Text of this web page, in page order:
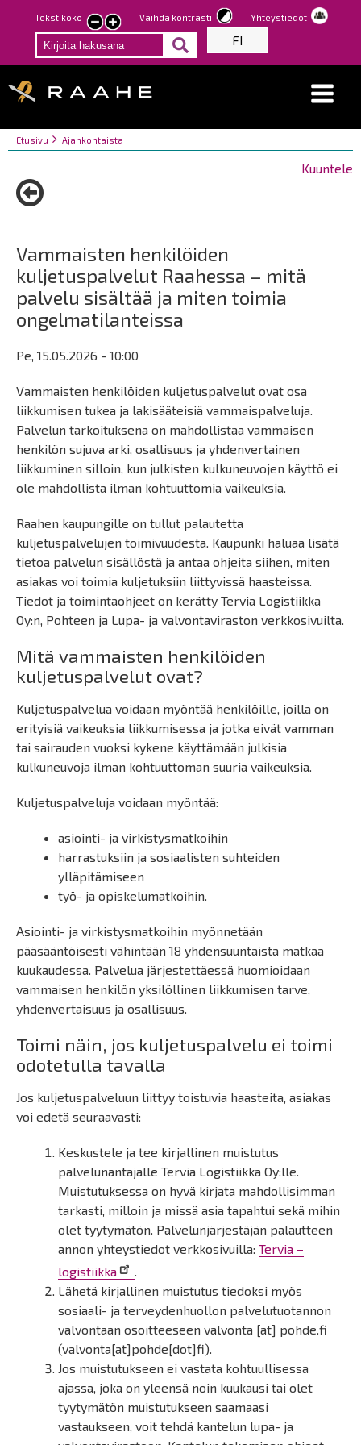
Hyppää
pääsisältöön
Tekstikoko
Pienennä
tekstin
kokoa
Suurenna
tekstin
kokoa
Vaihda kontrasti Yhteystiedot
FI
Breadcrumbs
You
here:
Etusivu Ajankohtaista
Kuuntele
Vammaisten henkilöiden
kuljetuspalvelut Raahessa – mitä
palvelu sisältää ja miten toimia
ongelmatilanteissa
Pe, 15.05.2026 - 10:00
Vammaisten henkilöiden kuljetuspalvelut ovat osa
liikkumisen tukea ja lakisääteisiä vammaispalveluja.
Palvelun tarkoituksena on mahdollistaa vammaisen
henkilön sujuva arki, osallisuus ja yhdenvertainen
liikkuminen silloin, kun julkisten kulkuneuvojen käyttö ei
ole mahdollista ilman kohtuuttomia vaikeuksia.
Raahen kaupungille on tullut palautetta
kuljetuspalvelujen toimivuudesta. Kaupunki haluaa lisätä
tietoa palvelun sisällöstä ja antaa ohjeita siihen, miten
asiakas voi toimia kuljetuksiin liittyvissä haasteissa.
Tiedot ja toimintaohjeet on kerätty Tervia Logistiikka
Oy:n, Pohteen ja Lupa- ja valvontaviraston verkkosivuilta.
Mitä vammaisten henkilöiden
kuljetuspalvelut ovat?
Kuljetuspalvelua voidaan myöntää henkilöille, joilla on
erityisiä vaikeuksia liikkumisessa ja jotka eivät vamman
tai sairauden vuoksi kykene käyttämään julkisia
kulkuneuvoja ilman kohtuuttoman suuria vaikeuksia.
Kuljetuspalveluja voidaan myöntää:
asiointi- ja virkistysmatkoihin
harrastuksiin ja sosiaalisten suhteiden
ylläpitämiseen
työ- ja opiskelumatkoihin.
Asiointi- ja virkistysmatkoihin myönnetään
pääsääntöisesti vähintään 18 yhdensuuntaista matkaa
kuukaudessa. Palvelua järjestettäessä huomioidaan
vammaisen henkilön yksilöllinen liikkumisen tarve,
yhdenvertaisuus ja osallisuus.
Toimi näin, jos kuljetuspalvelu ei toimi
odotetulla tavalla
Jos kuljetuspalveluun liittyy toistuvia haasteita, asiakas
voi edetä seuraavasti:
Keskustele ja tee kirjallinen muistutus
palvelunantajalle Tervia Logistiikka Oy:lle.
Muistutuksessa on hyvä kirjata mahdollisimman
tarkasti, milloin ja missä asia tapahtui sekä mihin
olet tyytymätön. Palvelunjärjestäjän palautteen
annon yhteystiedot verkkosivuilla: Tervia –
logistiikka
.
Lähetä kirjallinen muistutus tiedoksi myös
sosiaali-​ ja terveydenhuollon palvelutuotannon
valvontaan osoitteeseen valvonta [at] pohde.fi
(valvonta[at]pohde[dot]fi).
Jos muistutukseen ei vastata kohtuullisessa
ajassa, joka on yleensä noin kuukausi tai olet
tyytymätön muistutukseen saamaasi
vastaukseen, voit tehdä kantelun lupa- ja